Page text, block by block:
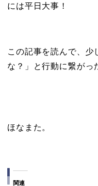
には平日大事！
この記事を読んで、少
な？」と行動に繋がっ
ほなまた。
関連